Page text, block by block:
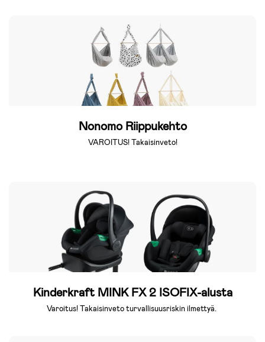
Nonomo Riippukehto
VAROITUS! Takaisinveto!
Kinderkraft MINK FX 2 ISOFIX-alusta
Varoitus! Takaisinveto turvallisuusriskin ilmettyä.